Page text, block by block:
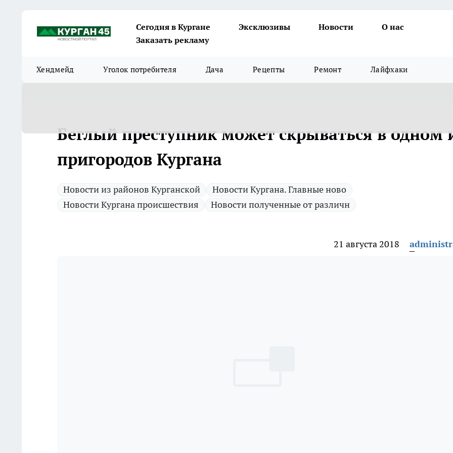
Сегодня в Кургане Эксклюзивы Новости
О нас
Заказать рекламу
Хендмейд Уголок потребителя Дача Рецепты Ремонт Лайфхаки
Беглый преступник может скрываться в одном
пригородов Кургана
Новости из районов Курганской
Новости Кургана. Главные ново
Новости Кургана происшествия
Новости полученные от различн
21 августа 2018